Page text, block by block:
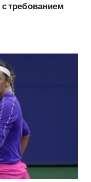
требованием